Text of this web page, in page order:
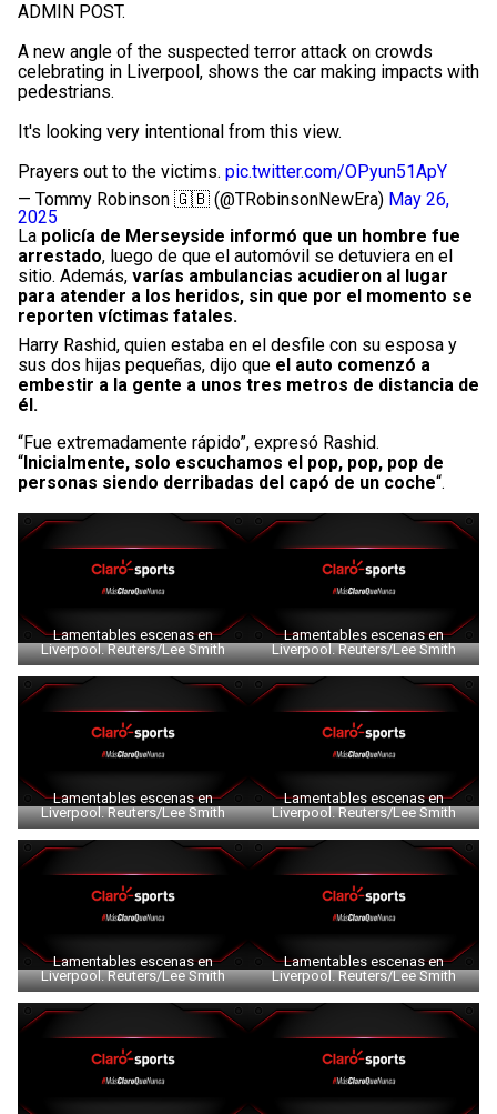
ADMIN POST.
A new angle of the suspected terror attack on crowds
celebrating in Liverpool, shows the car making impacts with
pedestrians.
It's looking very intentional from this view.
Prayers out to the victims. pic.twitter.com/OPyun51ApY
— Tommy Robinson 🇬🇧 (@TRobinsonNewEra) May 26,
2025
La policía de Merseyside informó que un hombre fue
arrestado, luego de que el automóvil se detuviera en el
sitio. Además, varías ambulancias acudieron al lugar
para atender a los heridos, sin que por el momento se
reporten víctimas fatales.
Harry Rashid, quien estaba en el desfile con su esposa y
sus dos hijas pequeñas, dijo que el auto comenzó a
embestir a la gente a unos tres metros de distancia de
él.
“Fue extremadamente rápido”, expresó Rashid.
“Inicialmente, solo escuchamos el pop, pop, pop de
personas siendo derribadas del capó de un coche“.
Lamentables escenas en
Liverpool. Reuters/Lee Smith
Lamentables escenas en
Liverpool. Reuters/Lee Smith
Lamentables escenas en
Liverpool. Reuters/Lee Smith
Lamentables escenas en
Liverpool. Reuters/Lee Smith
Lamentables escenas en
Liverpool. Reuters/Lee Smith
Lamentables escenas en
Liverpool. Reuters/Lee Smith